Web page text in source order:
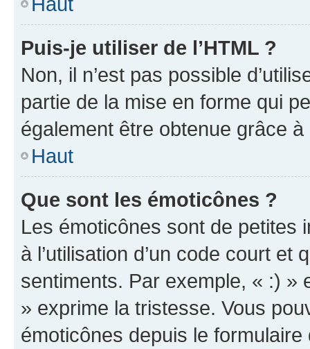
Puis-je utiliser de l’HTML ?
Non, il n’est pas possible
partie de la mise en forme qui
également être obtenue grâce à
Haut
Que sont les émoticônes ?
Les émoticônes sont de petites
à l’utilisation d’un code court et
sentiments. Par exemple, « :) »
» exprime la tristesse. Vous
émoticônes depuis le